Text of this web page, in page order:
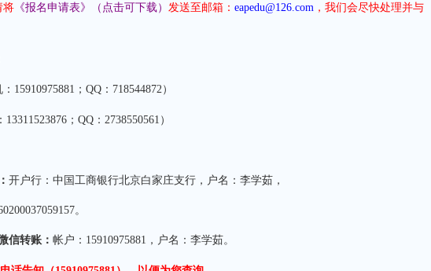
将 《报名申请表》（点击可下载） 发送至邮箱： eapedu@126.com ，我们会尽快处理并与
15910975881；QQ：718544872）
；QQ：2738550561）
开户行：中国工商银行北京白家庄支行 ， 户名：李学茹，
。
信转账： 帐户：15910975881，户名：李学茹。